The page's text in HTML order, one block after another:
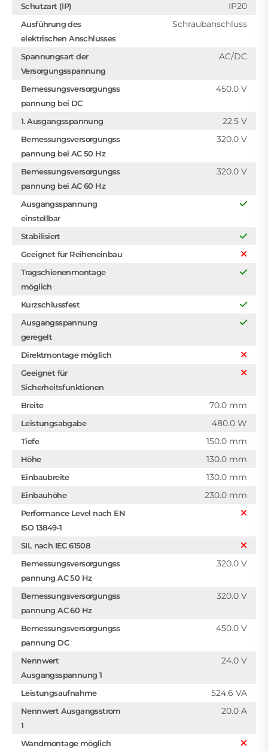
Schutzart (IP) IP20
Ausführung des
elektrischen Anschlusses
Schraubanschluss
Spannungsart der
Versorgungsspannung
AC/DC
Bemessungsversorgungss
pannung bei DC
450.0 V
1. Ausgangsspannung 22.5 V
Bemessungsversorgungss
pannung bei AC 50 Hz
320.0 V
Bemessungsversorgungss
pannung bei AC 60 Hz
320.0 V
Ausgangsspannung
einstellbar
Stabilisiert
Geeignet für Reiheneinbau
Tragschienenmontage
möglich
Kurzschlussfest
Ausgangsspannung
geregelt
Direktmontage möglich
Geeignet für
Sicherheitsfunktionen
Breite
70.0 mm
Leistungsabgabe 480.0 W
Tiefe 150.0 mm
Höhe 130.0 mm
Einbaubreite 130.0 mm
Einbauhöhe 230.0 mm
Performance Level nach EN
ISO 13849-1
SIL nach IEC 61508
Bemessungsversorgungss
pannung AC 50 Hz
320.0 V
Bemessungsversorgungss
pannung AC 60 Hz
320.0 V
Bemessungsversorgungss
pannung DC
450.0 V
Nennwert
Ausgangsspannung 1
24.0 V
Leistungsaufnahme 524.6 VA
Nennwert Ausgangsstrom
1
20.0 A
Wandmontage möglich